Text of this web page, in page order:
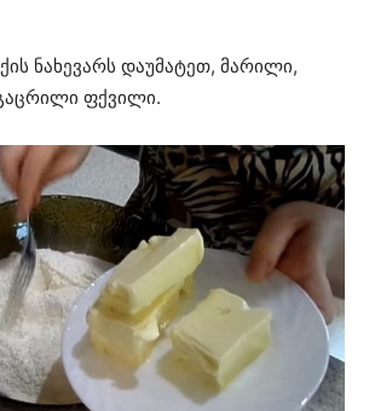
ნახევარს დაუმატეთ, მარილი,
ფქვილი.